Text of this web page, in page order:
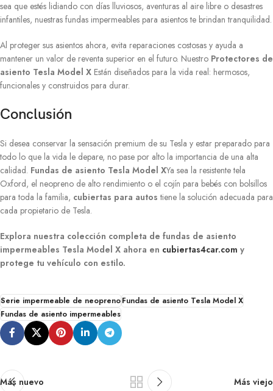
sea que estés lidiando con días lluviosos, aventuras al aire libre o desastres
infantiles, nuestras fundas impermeables para asientos te brindan tranquilidad.
Al proteger sus asientos ahora, evita reparaciones costosas y ayuda a
mantener un valor de reventa superior en el futuro. Nuestro Protectores de
asiento Tesla Model X Están diseñados para la vida real: hermosos,
funcionales y construidos para durar.
Conclusión
Si desea conservar la sensación premium de su Tesla y estar preparado para
todo lo que la vida le depare, no pase por alto la importancia de una alta
calidad. Fundas de asiento Tesla Model XYa sea la resistente tela
Oxford, el neopreno de alto rendimiento o el cojín para bebés con bolsillos
para toda la familia, cubiertas para autos tiene la solución adecuada para
cada propietario de Tesla.
Explora nuestra colección completa de fundas de asiento
impermeables Tesla Model X ahora en cubiertas4car.com y
protege tu vehículo con estilo.
Serie impermeable de neoprenoFundas de asiento Tesla Model X
Fundas de asiento impermeables
Más nuevo Más viejo